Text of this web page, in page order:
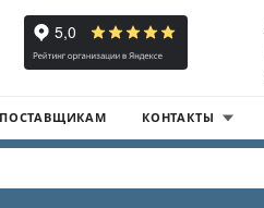
ПОСТАВЩИКАМ КОНТАКТЫ